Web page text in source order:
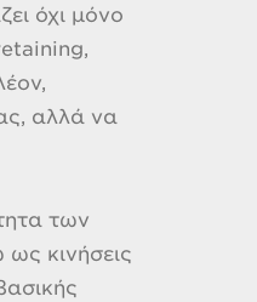
όχι μόνο
αλλά να
των
κινήσεις